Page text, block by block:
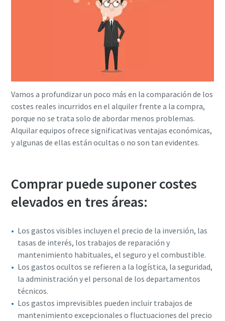
Vamos a profundizar un poco más en la comparación de los
costes reales incurridos en el alquiler frente a la compra,
porque no se trata solo de abordar menos problemas.
Alquilar equipos ofrece significativas ventajas económicas,
y algunas de ellas están ocultas o no son tan evidentes.
Comprar puede suponer costes
elevados en tres áreas:
Los gastos visibles incluyen el precio de la inversión, las
tasas de interés, los trabajos de reparación y
mantenimiento habituales, el seguro y el combustible.
Los gastos ocultos se refieren a la logística, la seguridad,
la administración y el personal de los departamentos
técnicos.
Los gastos imprevisibles pueden incluir trabajos de
mantenimiento excepcionales o fluctuaciones del precio